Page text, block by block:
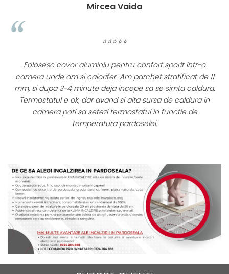
Mircea Vaida
⭐⭐⭐⭐⭐
Folosesc covor aluminiu pentru confort sporit intr-o
camera unde am si calorifer. Am parchet stratificat de 11
mm, si dupa 3-4 minute deja incepe sa se simta caldura.
Termostatul e ok, dar avand si alta sursa de caldura in
camera poti sa setezi termostatul in functie de
temperatura pardoselei.